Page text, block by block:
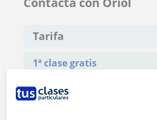
Tarifa
1ª clase gratis